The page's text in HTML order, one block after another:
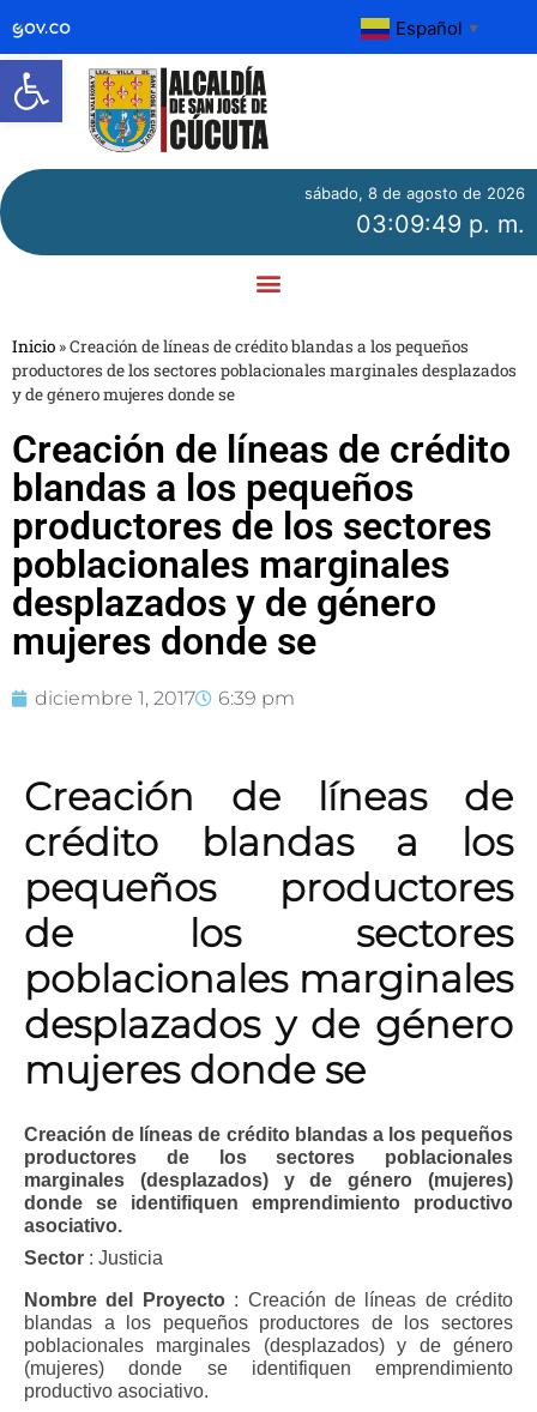
Abrir barra de herramientas
Español ▼
sábado, 8 de agosto de 2026
03:09:50 p. m.
Inicio »Creación de líneas de crédito blandas a los pequeños
productores de los sectores poblacionales marginales desplazados
y de género mujeres donde se
Creación de líneas de crédito
blandas a los pequeños
productores de los sectores
poblacionales marginales
desplazados y de género
mujeres donde se
diciembre 1, 2017 6:39 pm
Creación de líneas de
crédito blandas a los
pequeños productores
de los sectores
poblacionales marginales
desplazados y de género
mujeres donde se
Creación de líneas de crédito blandas a los pequeños
productores de los sectores poblacionales
marginales (desplazados) y de género (mujeres)
donde se identifiquen emprendimiento productivo
asociativo.
Sector : Justicia
Nombre del Proyecto : Creación de líneas de crédito
blandas a los pequeños productores de los sectores
poblacionales marginales (desplazados) y de género
(mujeres) donde se identifiquen emprendimiento
productivo asociativo.